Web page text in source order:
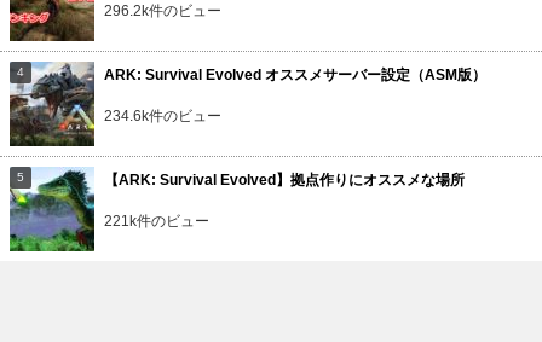
296.2k件のビュー
ARK: Survival Evolved オススメサーバー設定（ASM版）
234.6k件のビュー
【ARK: Survival Evolved】拠点作りにオススメな場所
221k件のビュー